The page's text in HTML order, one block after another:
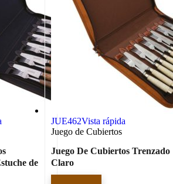
de
JUE462Vista rápida
Juego de Cubiertos
Juego De Cubiertos Trenzado
Claro